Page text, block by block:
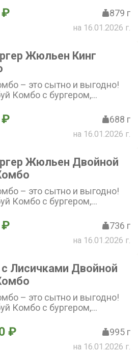
выбор по отличной цене!
₽ 879 г
на 16.01.2026 г.
Жюльен Кинг
– это сытно и выгодно!
Комбо с бургером,
выбор по отличной цене!
₽ 688 г
на 16.01.2026 г.
Жюльен Двойной
– это сытно и выгодно!
Комбо с бургером,
выбор по отличной цене!
₽ 736 г
на 16.01.2026 г.
с Лисичками Двойной
– это сытно и выгодно!
Комбо с бургером,
выбор по отличной цене!
₽ 995 г
на 16.01.2026 г.